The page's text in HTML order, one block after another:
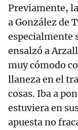
Previamente,
a González de
especialmente
ensalzó a
muy cómodo
llaneza en el
cosas. Iba a
estuviera en
apuesta no